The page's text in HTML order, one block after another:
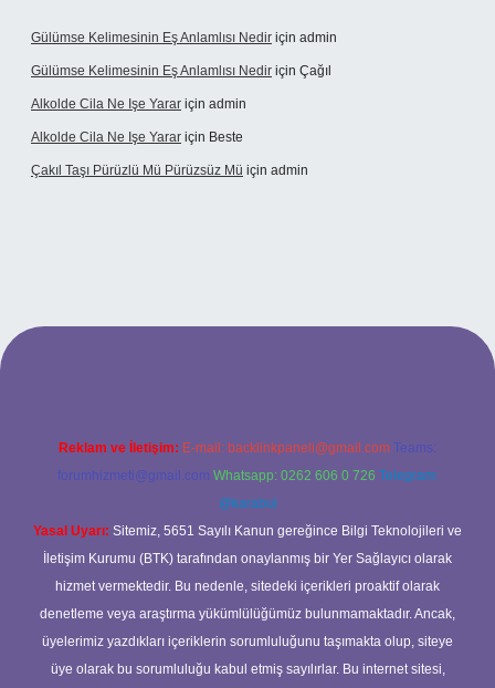
Gülümse Kelimesinin Eş Anlamlısı Nedir için admin
Gülümse Kelimesinin Eş Anlamlısı Nedir için Çağıl
Alkolde Cila Ne Işe Yarar için admin
Alkolde Cila Ne Işe Yarar için Beste
Çakıl Taşı Pürüzlü Mü Pürüzsüz Mü için admin
Reklam ve İletişim: E-mail: backlinkpaneli@gmail.com Teams:
forumhizmeti@gmail.com Whatsapp: 0262 606 0 726 Telegram:
@karabul
Yasal Uyarı: Sitemiz, 5651 Sayılı Kanun gereğince Bilgi Teknolojileri ve
İletişim Kurumu (BTK) tarafından onaylanmış bir Yer Sağlayıcı olarak
hizmet vermektedir. Bu nedenle, sitedeki içerikleri proaktif olarak
denetleme veya araştırma yükümlülüğümüz bulunmamaktadır. Ancak,
üyelerimiz yazdıkları içeriklerin sorumluluğunu taşımakta olup, siteye
üye olarak bu sorumluluğu kabul etmiş sayılırlar. Bu internet sitesi,